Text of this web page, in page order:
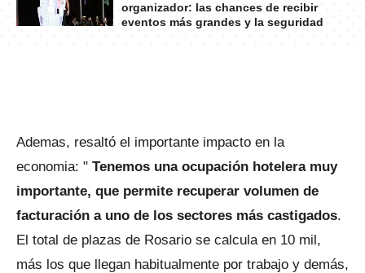
organizador: las chances de recibir
eventos más grandes y la seguridad
Ademas, resaltó el importante impacto en la
economia: " Tenemos una ocupación hotelera muy
importante, que permite recuperar volumen de
facturación a uno de los sectores más castigados.
El total de plazas de Rosario se calcula en 10 mil,
más los que llegan habitualmente por trabajo y demás,